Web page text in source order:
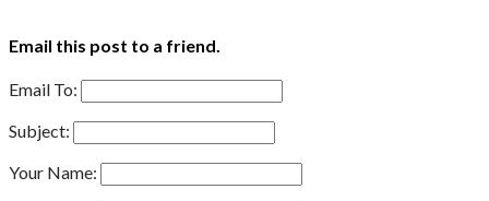
Email this post to a friend.
Email To:
Subject:
Your Name: